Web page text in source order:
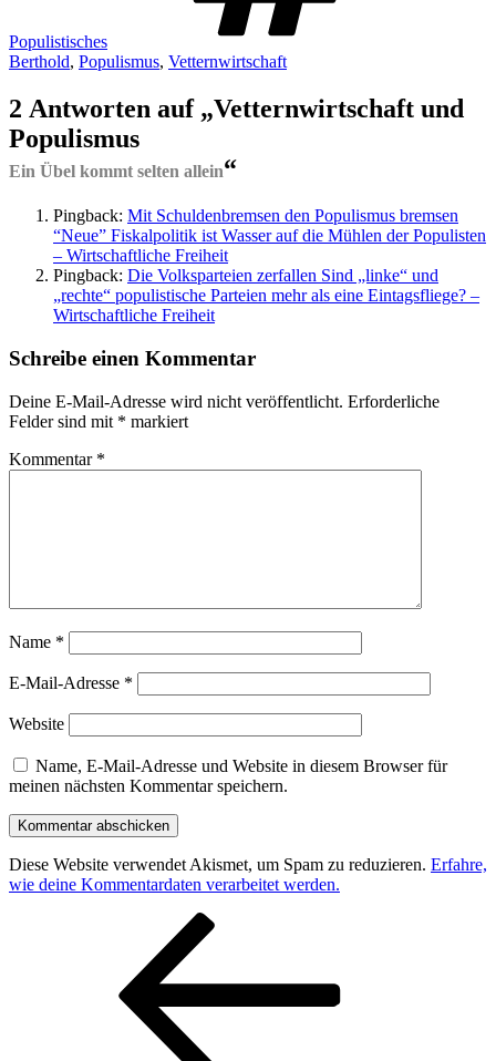
Populistisches
Berthold, Populismus, Vetternwirtschaft
2 Antworten auf „Vetternwirtschaft und
Populismus
Ein Übel kommt selten allein“
Pingback: Mit Schuldenbremsen den Populismus bremsen
“Neue” Fiskalpolitik ist Wasser auf die Mühlen der Populisten
– Wirtschaftliche Freiheit
Pingback: Die Volksparteien zerfallen Sind „linke“ und
„rechte“ populistische Parteien mehr als eine Eintagsfliege? –
Wirtschaftliche Freiheit
Schreibe einen Kommentar
Deine E-Mail-Adresse wird nicht veröffentlicht. Erforderliche
Felder sind mit * markiert
Kommentar *
Name *
E-Mail-Adresse *
Website
Name, E-Mail-Adresse und Website in diesem Browser für
meinen nächsten Kommentar speichern.
Diese Website verwendet Akismet, um Spam zu reduzieren. Erfahre,
wie deine Kommentardaten verarbeitet werden.
Beitragsnavigation